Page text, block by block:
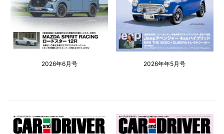
2026年6月号 2026年年5月号